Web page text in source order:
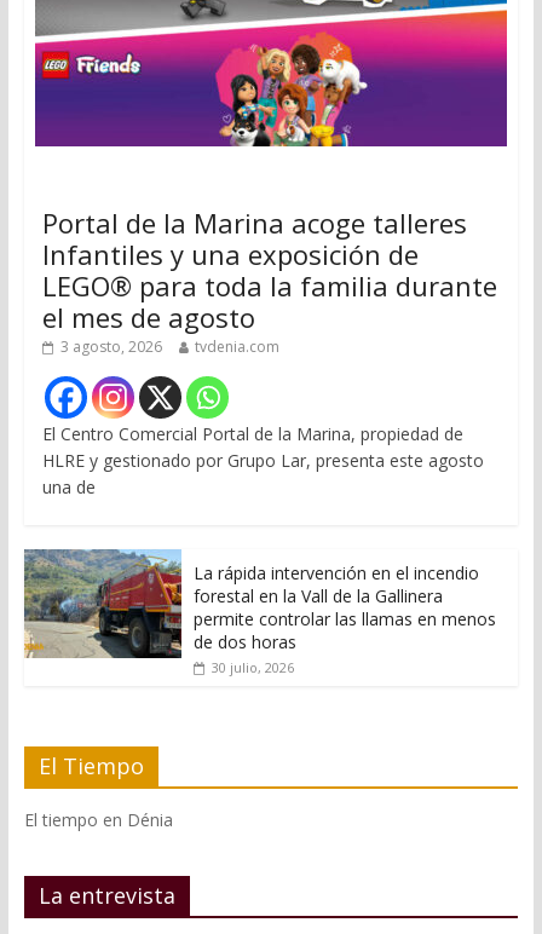
Portal de la Marina acoge talleres
Infantiles y una exposición de
LEGO® para toda la familia durante
el mes de agosto
3 agosto, 2026 tvdenia.com
El Centro Comercial Portal de la Marina, propiedad de
HLRE y gestionado por Grupo Lar, presenta este agosto
una de
La rápida intervención en el incendio
forestal en la Vall de la Gallinera
permite controlar las llamas en menos
de dos horas
30 julio, 2026
El Tiempo
El tiempo en Dénia
La entrevista